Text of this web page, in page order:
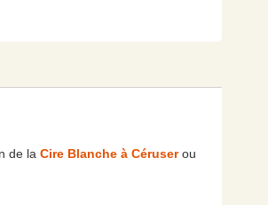
de la Cire Blanche à Céruserou